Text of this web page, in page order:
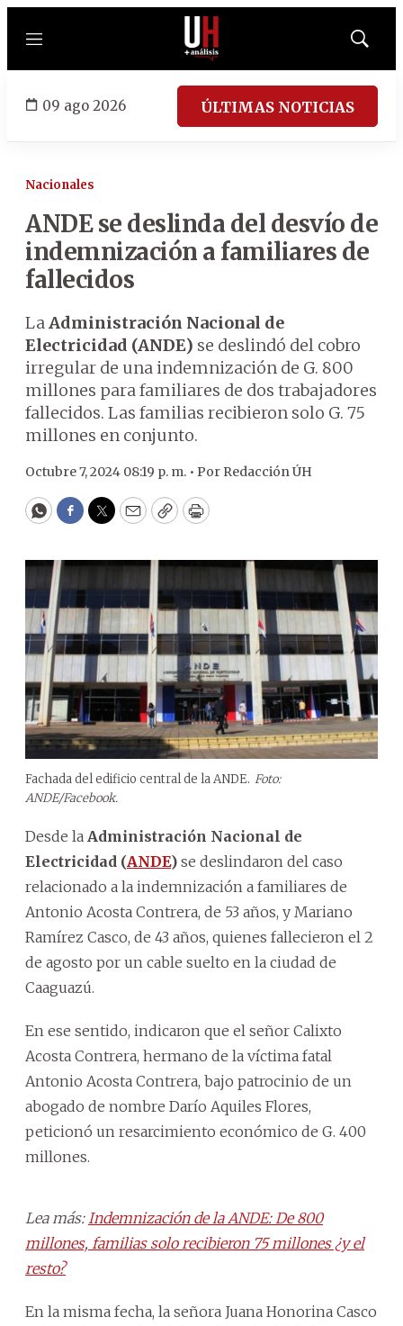
Menú
Mostrar
09 ago 2026 ÚLTIMAS NOTICIAS
Nacionales
ANDE se deslinda del desvío de
indemnización a familiares de
fallecidos
LaAdministración Nacional de
Electricidad (ANDE) se deslindó del cobro
irregular de una indemnización de G. 800
millones para familiares de dos trabajadores
fallecidos. Las familias recibieron solo G. 75
millones en conjunto.
Octubre 7, 2024 08:19 p. m. • Por Redacción ÚH
WhatsApp
Facebook
Twitter
EmailCopyPrint
Fachada del edificio central de la ANDE. Foto:
ANDE/Facebook.
Desde la Administración Nacional de
Electricidad (ANDE) se deslindaron del caso
relacionado a la indemnización a familiares de
Antonio Acosta Contrera, de 53 años, y Mariano
Ramírez Casco, de 43 años, quienes fallecieron el 2
de agosto por un cable suelto en la ciudad de
Caaguazú.
En ese sentido, indicaron que el señor Calixto
Acosta Contrera, hermano de la víctima fatal
Antonio Acosta Contrera, bajo patrocinio de un
abogado de nombre Darío Aquiles Flores,
peticionó un resarcimiento económico de G. 400
millones.
Lea más: Indemnización de la ANDE: De 800
millones, familias solo recibieron 75 millones ¿y el
resto?
En la misma fecha, la señora Juana Honorina Casco